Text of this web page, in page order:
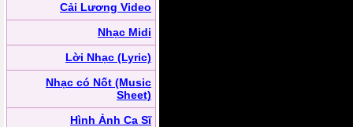
Cải Lương Video
Nhạc Midi
Lời Nhạc (Lyric)
Nhạc có Nốt (Music
Sheet)
Hình Ảnh Ca Sĩ